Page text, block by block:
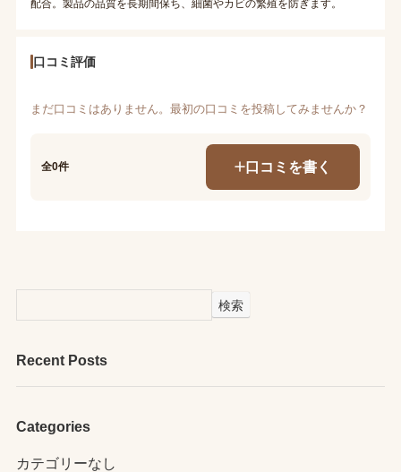
配合。製品の品質を長期間保ち、細菌やカビの繁殖を防ぎます。
口コミ評価
まだ口コミはありません。最初の口コミを投稿してみませんか？
全0件 口コミを書く
検索
Recent Posts
Categories
カテゴリーなし